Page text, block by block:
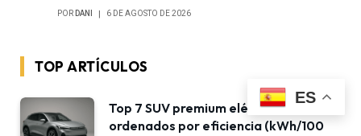
POR DANI 6 DE AGOSTO DE 2026
TOP ARTÍCULOS
Top 7 SUV premium eléctricos
ordenados por eficiencia (kWh/100
ES